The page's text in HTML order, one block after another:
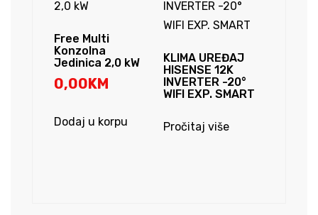
Free Multi
Konzolna
Jedinica 2,0 kW
0,00KM
Dodaj u korpu
KLIMA UREĐAJ
HISENSE 12K
INVERTER -20°
WIFI EXP. SMART
Pročitaj više